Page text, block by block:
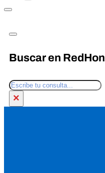
Buscar en
Buscar
×